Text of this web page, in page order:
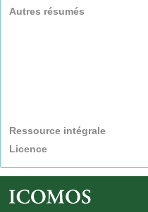
Autres résumés
Ressource intégrale
Licence